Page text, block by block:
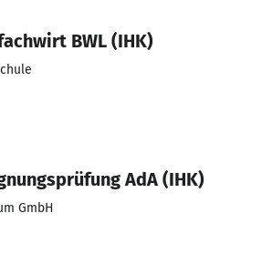
BWL (IHK)
AdA (IHK)
GmbH